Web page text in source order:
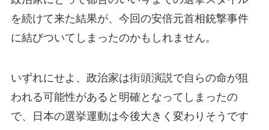
を続けて来た結果が、今回の安倍元首相銃撃事件
に結びついてしまったのかもしれません。
いずれにせよ、政治家は街頭演説で自らの命が狙
われる可能性があると明確となってしまったの
で、日本の選挙運動は今後大きく変わりそうです